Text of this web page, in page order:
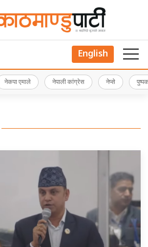
English
नेकपा एमाले नेपाली कांग्रेस नेप्से